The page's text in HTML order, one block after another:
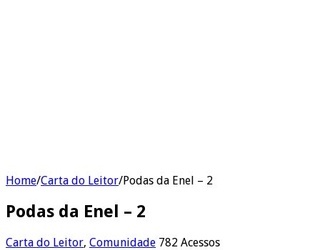
Home/Carta do Leitor/Podas da Enel – 2
Podas da Enel – 2
Carta do Leitor, Comunidade 782 Acessos